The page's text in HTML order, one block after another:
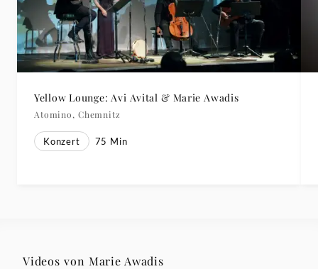
Yellow Lounge: Avi Avital & Marie Awadis
Atomino, Chemnitz
Konzert 75 Min
Videos von Marie Awadis